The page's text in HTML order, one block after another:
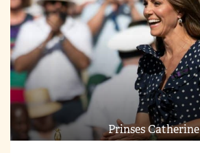
Prinses Catherine